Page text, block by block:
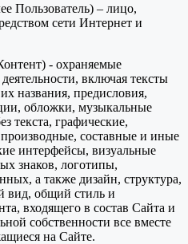
Пользователь) – лицо,
сети Интернет и
- охраняемые
включая тексты
названия, предисловия,
обложки, музыкальные
текста, графические,
составные и иные
интерфейсы, визуальные
знаков, логотипы,
а также дизайн, структура,
вид, общий стиль и
входящего в состав Сайта и
собственности все вместе
на Сайте.